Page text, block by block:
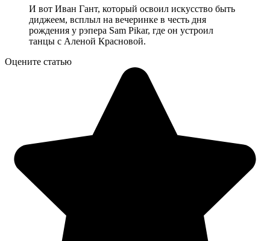
И вот Иван Гант, который освоил искусство быть
диджеем, всплыл на вечеринке в честь дня
рождения у рэпера Sam Pikar, где он устроил
танцы с Аленой Красновой.
Оцените статью